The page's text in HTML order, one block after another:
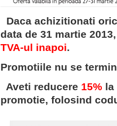
Daca achizitionati
data de 31 martie
TVA-ul inapoi.
Promotiile nu se
Aveti reducere 15% la
promotie, folosind